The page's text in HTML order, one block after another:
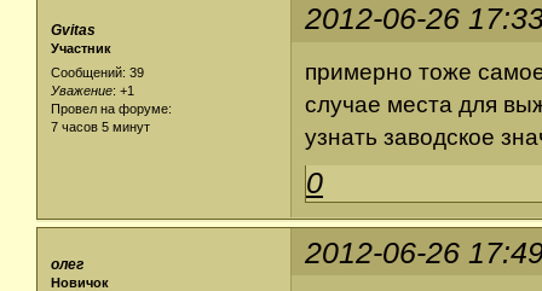
2012-06-26
Gvitas
Участник
Сообщений: 39
Уважение: +1
Провел на форуме:
7 часов 5 минут
примерно тоже
случае места для
узнать заводское
0
2012-06-26
олег
Новичок